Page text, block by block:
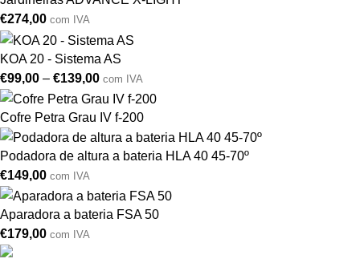
€274,00 com IVA
KOA 20 - Sistema AS
€99,00 – €139,00 com IVA
Cofre Petra Grau IV f-200
Podadora de altura a bateria HLA 40 45-70º
€149,00 com IVA
Aparadora a bateria FSA 50
€179,00 com IVA